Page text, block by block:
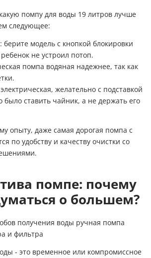
помпу для воды 19 литров лучше
следующее:
берите модель с кнопкой блокировки
не устроил потоп.
помпа водяная надежнее, так как
желательно с подставкой
ставить чайник, а не держать его
опыту, даже самая дорогая помпа с
по удобству и качеству очистки со
помпе: почему
о большем?
- это временное или компромиссное